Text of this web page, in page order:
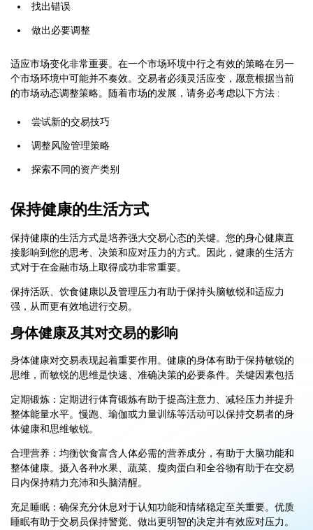
找出错误
做出必要调整
适应市场变化非常重要。在一个市场环境中行之有效的策略在另一
个市场环境中可能并不奏效。交易者必须灵活应变，愿意根据当前
的市场动态调整策略。随着市场的发展，请务必考虑以下方法 :
尝试新的交易技巧
调整风险管理策略
探索不同的资产类别
保持健康的生活方式
保持健康的生活方式是培养强大交易心态的关键。您的身心健康直
接影响到您的思考、决策和应对压力的方式。因此，健康的生活方
式对于在金融市场上取得成功非常重要。
保持活跃、饮食健康以及管理压力有助于保持头脑敏锐和适应力
强，从而更有效地进行交易。
身体健康及其对交易的影响
身体健康对交易表现起着重要作用。健康的身体有助于保持敏锐的
思维，而敏锐的思维是快速、准确决策的必要条件。关键因素包括
定期锻炼：定期进行体育锻炼有助于提高注意力、减轻压力并提升
整体能量水平。慢跑、瑜伽或力量训练等活动可以保持交易者的身
体健康和思维敏锐。
合理营养：均衡饮食富含人体必需的营养成分，有助于大脑功能和
整体健康。摄入各种水果、蔬菜、瘦肉蛋白和全谷物有助于在交易
日内保持精力充沛和头脑清醒。
充足睡眠：确保充分休息对于认知功能和情绪稳定至关重要。优质
睡眠有助于交易员保持警觉、做出更明智的决定并有效应对压力。